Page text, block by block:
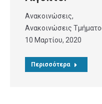
Ανακοινώσεις,
Ανακοινώσεις
10 Μαρτίου, 2020
Περισσότερα